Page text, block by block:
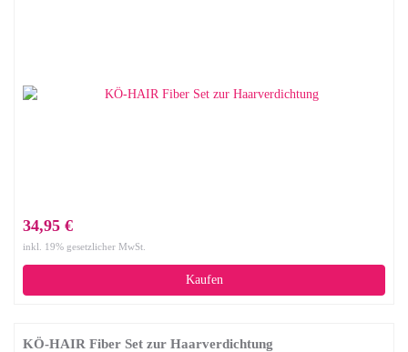
34,95 €
inkl. 19% gesetzlicher MwSt.
Kaufen
KÖ-HAIR Fiber Set zur Haarverdichtung